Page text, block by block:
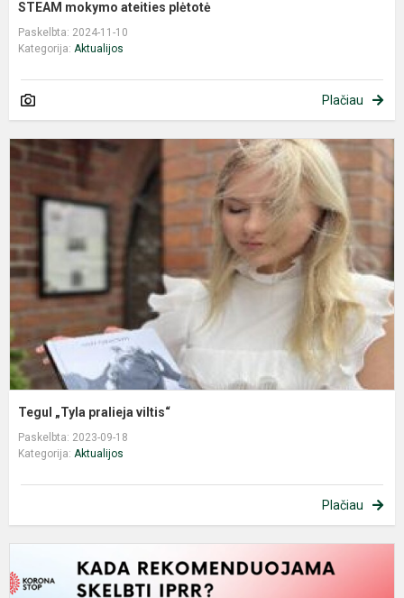
STEAM mokymo ateities plėtotė
Paskelbta: 2024-11-10
Kategorija: Aktualijos
Plačiau
Tegul „Tyla pralieja viltis“
Paskelbta: 2023-09-18
Kategorija: Aktualijos
Plačiau